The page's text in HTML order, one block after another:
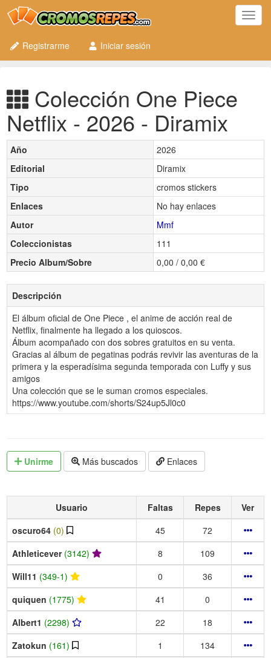
Registrarme
Iniciar sesión
Colección One Piece
Netflix - 2026 - Diramix
Año
2026
Editorial
Diramix
Tipo
cromos stickers
Enlaces
No hay enlaces
Autor
Mmf
Coleccionistas
111
Precio Album/Sobre
0,00 / 0,00 €
Descripción
El álbum oficial de One Piece , el anime de acción real de
Netflix, finalmente ha llegado a los quioscos.
Álbum acompañado con dos sobres gratuitos en su venta.
Gracias al álbum de pegatinas podrás revivir las aventuras de la
primera y la esperadísima segunda temporada con Luffy y sus
amigos
Una colección que se le suman cromos especiales.
https://www.youtube.com/shorts/S24up5Jl0c0
Unirme Más buscados Enlaces
Usuario Faltas Repes
Ver
oscuro64 (0) 45
72
Athleticever (3142) 8
109
Will11 (349-1) 0
36
quiquen (1775) 41
0
Albert1 (2298) 22
18
Zatokun (161) 1
134